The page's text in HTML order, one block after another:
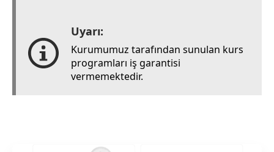
Uyarı:
Kurumumuz tarafından sunulan kurs
programları iş garantisi
vermemektedir.